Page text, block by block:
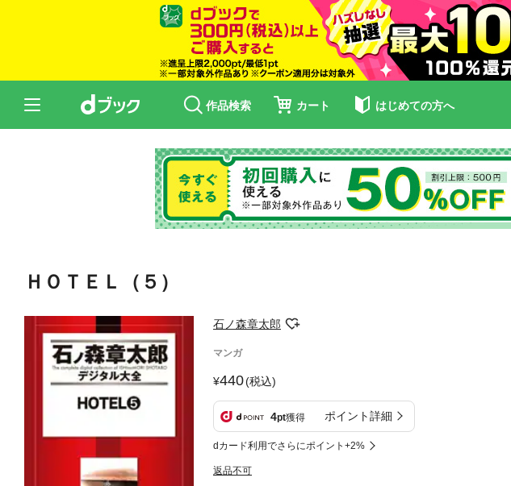
作品検索 カート はじめての方へ
ＨＯＴＥＬ（５）
石ノ森章太郎
マンガ
440(税込)
4pt獲得 ポイント詳細
dカード利用でさらにポイント+2%
返品不可